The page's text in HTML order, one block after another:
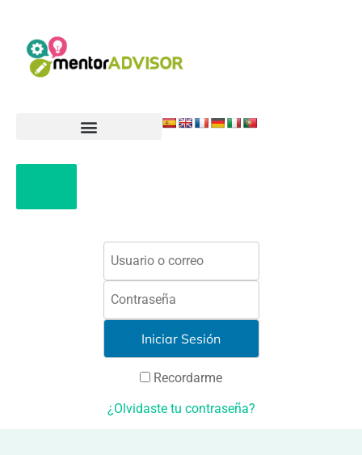
Recordarme
¿Olvidaste tu contraseña?